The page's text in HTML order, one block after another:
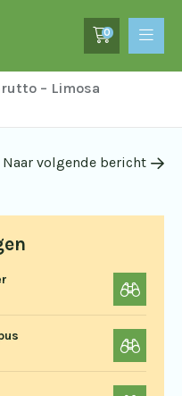
0
– Limosa
Naar volgende bericht